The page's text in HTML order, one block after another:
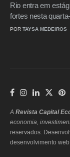
Rio entra em
fortes nesta
POR TAYSA MEDEIROS
A Revista Capital
economia,
reservados.
desenvolvimento